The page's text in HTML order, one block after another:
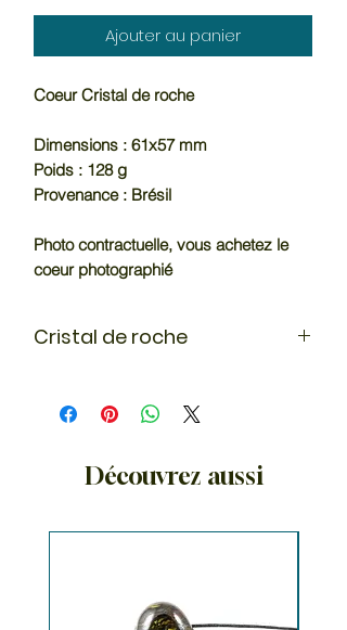
Ajouter au panier
Coeur Cristal de roche
Dimensions : 61x57 mm
Poids : 128 g
Provenance : Brésil
Photo contractuelle, vous achetez le
coeur photographié
Cristal de roche
relie à notre conscience. C'est un
amplificateur énergétique et peut
pierres.Découvrez aussi